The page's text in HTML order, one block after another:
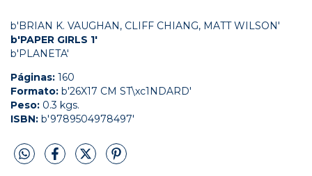
b'BRIAN K. VAUGHAN, CLIFF CHIANG, MATT WILSON'
b'PAPER GIRLS 1'
b'PLANETA'
Páginas: 160
Formato: b'26X17 CM ST\xc1NDARD'
Peso: 0.3 kgs.
ISBN: b'9789504978497'